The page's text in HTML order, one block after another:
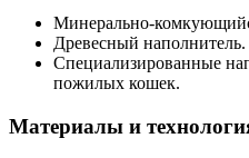
Минерально-
Древесный наполнитель.
Специализированные
пожилых кошек.
Материалы и